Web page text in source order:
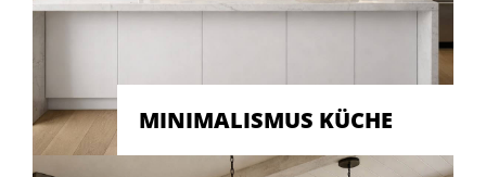
MINIMALISMUS KÜCHE